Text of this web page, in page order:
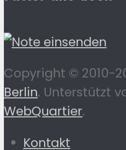
Copyright © 2010-
Berlin. Unterstützt
WebQuartier.
Kontakt